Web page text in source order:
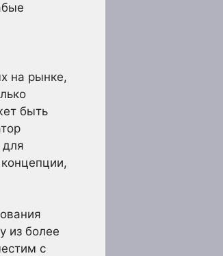
на рынке,
быть
для
из более
с